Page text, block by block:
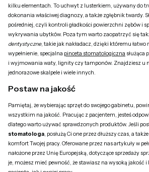
kilku elementach. To uchwyt z lusterkiem, używany do
dokonania właściwej diagnozy, a także zgłębnik twardy.
pośredniej, czyli kontroli gładkości powierzchni zębów i
wykrywania ubytków. Poza tym warto zaopatrzyć się
dentystyczne, takie jak nakładacz, dzięki któremu łatwo
wypełnienie, specjalna pinceta stomatologiczna służąca
i wyjmowania waty, lignity czy tamponów. Znajdziesz u
jednorazowe skalpele i wiele innych.
Postaw na jakość
Pamiętaj, że wybierając sprzęt do swojego gabinetu,
wszystkim na jakość. Pracując z pacjentem, jesteś
dlatego warto używać sprawdzonych produktów. Jeśli
stomatologa, posłużą Ci one przez dłuższy czas, a
komfort Twojej pracy. Oferowane przez nas artykuły w
nałożone przez Unię Europejską, dotyczące sprzedaży
je, możesz mieć pewność, że stawiasz na wysoką jakość